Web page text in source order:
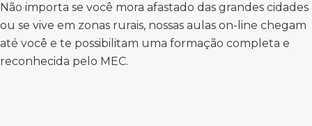
Não importa se você mora afastado das grandes cidades
ou se vive em zonas rurais, nossas aulas on-line chegam
até você e te possibilitam uma formação completa e
reconhecida pelo MEC.